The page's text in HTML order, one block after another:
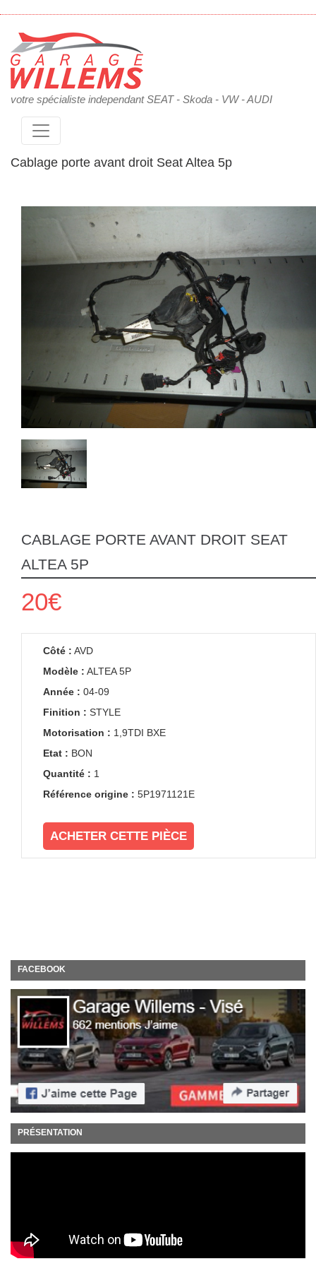
votre spécialiste independant SEAT - Skoda - VW - AUDI
Cablage porte avant droit Seat Altea 5p
CABLAGE PORTE AVANT DROIT SEAT
ALTEA 5P
20€
Côté : AVD
Modèle : ALTEA 5P
Année : 04-09
Finition : STYLE
Motorisation : 1,9TDI BXE
Etat : BON
Quantité : 1
Référence origine : 5P1971121E
ACHETER CETTE PIÈCE
FACEBOOK
PRÉSENTATION